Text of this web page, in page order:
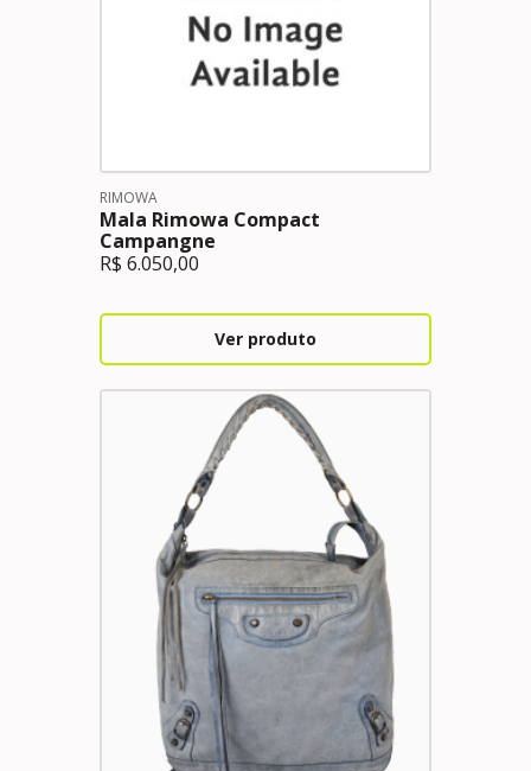
RIMOWA
Mala Rimowa Compact
Campangne
R$ 6.050,00
Ver produto